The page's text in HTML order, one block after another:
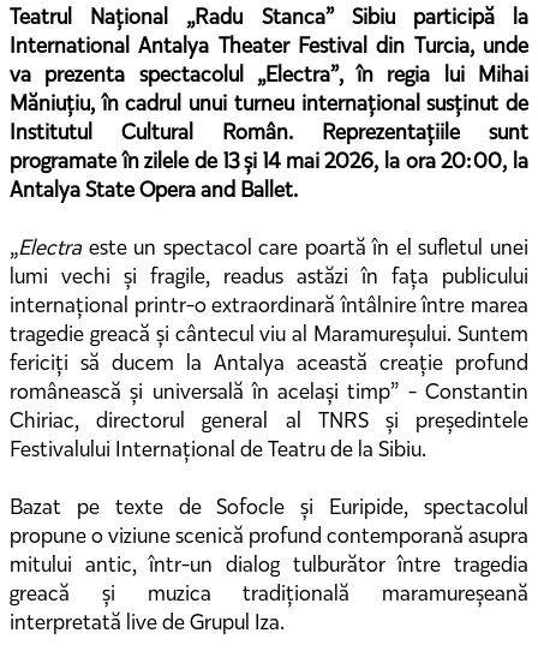
Teatrul Național „Radu Stanca” Sibiu participă la
International Antalya Theater Festival din Turcia, unde
va prezenta spectacolul „Electra”, în regia lui Mihai
Măniuțiu, în cadrul unui turneu internațional susținut de
Institutul Cultural Român. Reprezentațiile sunt
programate în zilele de 13 și 14 mai 2026, la ora 20:00, la
Antalya State Opera and Ballet.
„Electraeste un spectacol care poartă în el sufletul unei
lumi vechi și fragile, readus astăzi în fața publicului
internațional printr-o extraordinară întâlnire între marea
tragedie greacă și cântecul viu al Maramureșului. Suntem
fericiți să ducem la Antalya această creație profund
românească și universală în același timp” - Constantin
Chiriac, directorul general al TNRS și președintele
Festivalului Internațional de Teatru de la Sibiu.
Bazat pe texte de Sofocle și Euripide, spectacolul
propune o viziune scenică profund contemporană asupra
mitului antic, într-un dialog tulburător între tragedia
greacă și muzica tradițională maramureșeană
interpretată live de Grupul Iza.